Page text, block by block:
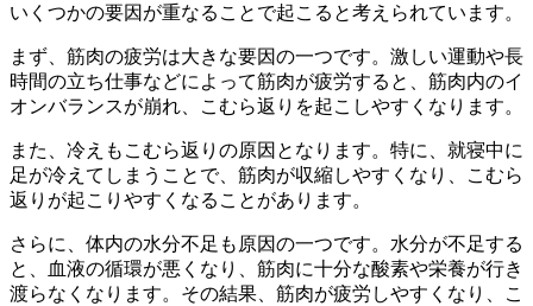
いくつかの要因が重なることで起こると考えられています。
まず、 筋肉の疲労は大きな要因の一つです。激しい運動や長
時間の立ち仕事などによって筋肉が疲労すると、筋肉内のイ
オンバランスが崩れ、こむら返りを起こしやすくなります。
また、 冷え もこむら返りの原因となります。特に、就寝中に
足が冷えてしまうことで、筋肉が収縮しやすくなり、こむら
返りが起こりやすくなることがあります。
さらに、 体内の水分不足 も原因の一つです。水分が不足する
と、血液の循環が悪くなり、筋肉に十分な酸素や栄養が行き
渡らなくなります。その結果、筋肉が疲労しやすくなり、こ